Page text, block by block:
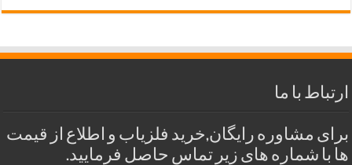
ارتباط با ما
برای مشاوره رایگان,خرید فلزیاب و اطلاع از قیمت
ها با شماره های زیر تماس حاصل فرمایید.